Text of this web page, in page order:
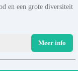
en een grote diversiteit
Meer info